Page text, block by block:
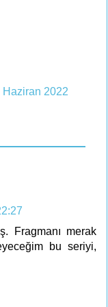
Haziran 2022
Fragmanı merak
bu seriyi,